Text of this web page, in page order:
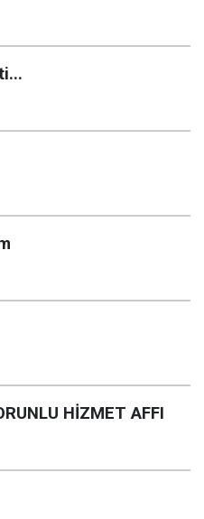
HİZMET AFFI